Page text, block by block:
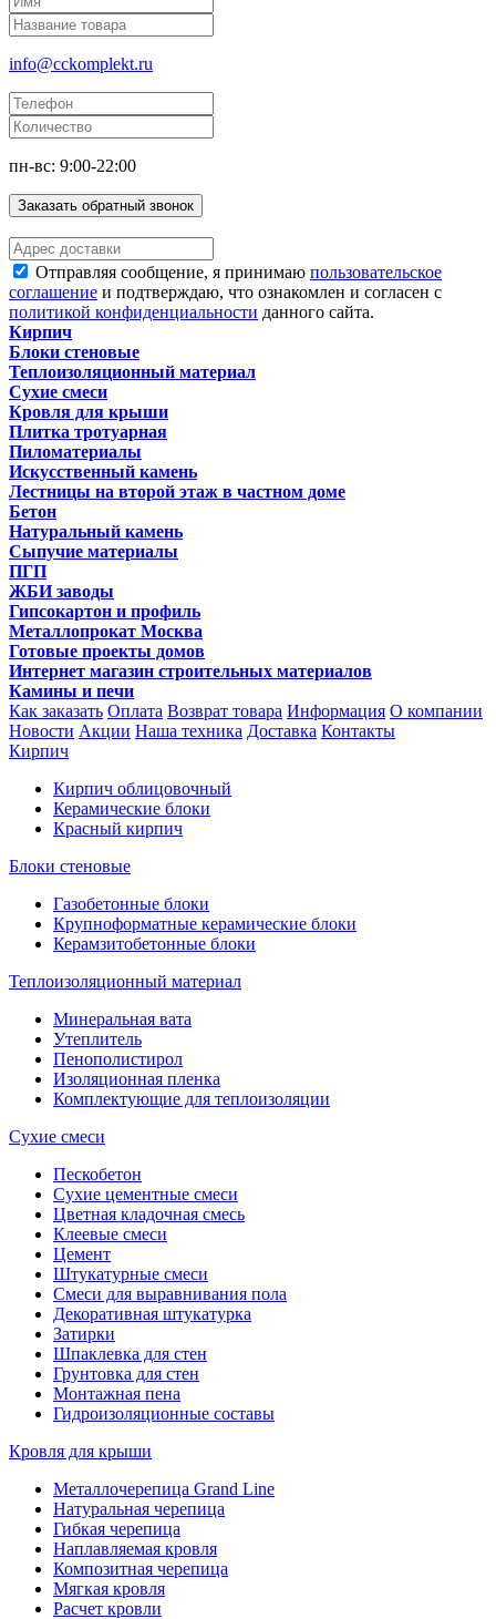
info@cckomplekt.ru
пн-вс: 9:00-22:00
Заказать обратный звонок
Отправляя сообщение, я принимаю пользовательское
соглашение и подтверждаю, что ознакомлен и согласен с
политикой конфиденциальности данного сайта.
Кирпич
Блоки стеновые
Теплоизоляционный материал
Сухие смеси
Кровля для крыши
Плитка тротуарная
Пиломатериалы
Искусственный камень
Лестницы на второй этаж в частном доме
Бетон
Натуральный камень
Сыпучие материалы
ПГП
ЖБИ заводы
Гипсокартон и профиль
Металлопрокат Москва
Готовые проекты домов
Интернет магазин строительных материалов
Камины и печи
Как заказать Оплата Возврат товара Информация О компании
Новости Акции Наша техника Доставка Контакты
Кирпич
Кирпич облицовочный
Керамические блоки
Красный кирпич
Блоки стеновые
Газобетонные блоки
Крупноформатные керамические блоки
Керамзитобетонные блоки
Теплоизоляционный материал
Минеральная вата
Утеплитель
Пенополистирол
Изоляционная пленка
Комплектующие для теплоизоляции
Сухие смеси
Пескобетон
Сухие цементные смеси
Цветная кладочная смесь
Клеевые смеси
Цемент
Штукатурные смеси
Смеси для выравнивания пола
Декоративная штукатурка
Затирки
Шпаклевка для стен
Грунтовка для стен
Монтажная пена
Гидроизоляционные составы
Кровля для крыши
Металлочерепица Grand Line
Натуральная черепица
Гибкая черепица
Наплавляемая кровля
Композитная черепица
Мягкая кровля
Расчет кровли